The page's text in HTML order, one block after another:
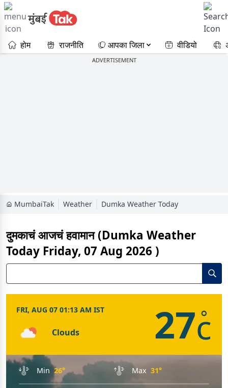
होम राजनीति आपका जिला वीडियो
ADVERTISEMENT
MumbaiTak Weather Dumka Weather Today
दुमकाचं आजचं हवामान (Dumka Weather
Today Friday, 07 Aug 2026 )
FRI, AUG 07 01:13 AM IST
Clouds 27 °
c
Min 26° Max 31°